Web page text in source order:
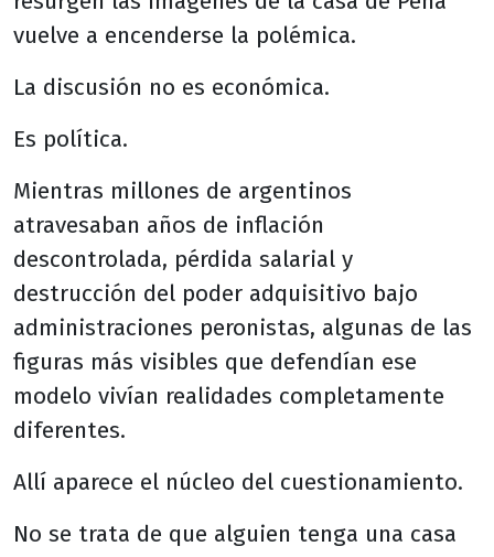
vuelve a encenderse la polémica.
La discusión no es económica.
Es política.
Mientras millones de argentinos
atravesaban años de inflación
descontrolada, pérdida salarial y
destrucción del poder adquisitivo bajo
administraciones peronistas, algunas de las
figuras más visibles que defendían ese
modelo vivían realidades completamente
diferentes.
Allí aparece el núcleo del cuestionamiento.
No se trata de que alguien tenga una casa